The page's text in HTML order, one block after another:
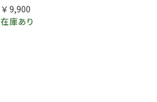
￥9,900
在庫あり